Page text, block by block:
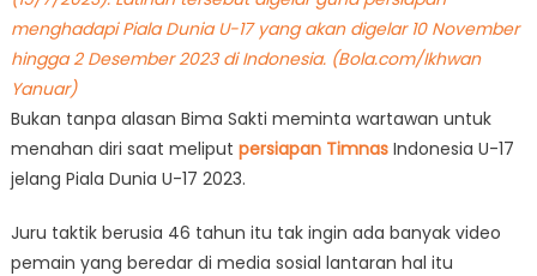
menghadapi Piala Dunia U-17 yang akan digelar 10 November
hingga 2 Desember 2023 di Indonesia. (Bola.com/Ikhwan
Yanuar)
Bukan tanpa alasan Bima Sakti meminta wartawan untuk
menahan diri saat meliput persiapan TimnasIndonesia U-17
jelang Piala Dunia U-17 2023.
Juru taktik berusia 46 tahun itu tak ingin ada banyak video
pemain yang beredar di media sosial lantaran hal itu